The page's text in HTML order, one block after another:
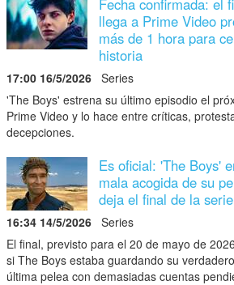
Fecha confirmada: el
llega a Prime Video
más de 1 hora para
historia
17:00 16/5/2026 Series
'The Boys' estrena su último episodio el
Prime Video y lo hace entre críticas,
decepciones.
Es oficial: 'The Boys'
mala acogida de su
deja el final de la
16:34 14/5/2026 Series
El final, previsto para el 20 de mayo de
si The Boys estaba guardando su
última pelea con demasiadas cuentas